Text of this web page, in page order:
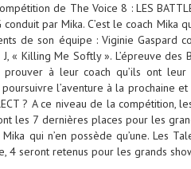
de The Voice 8 : LES
conduit par Mika. C’est le coach
de son équipe : Viginie Gaspard
J, « Killing Me Softly ». L’épreuve
à leur coach qu’ils ont
l’aventure à la prochaine
? A ce niveau de la compétition,
les 7 dernières places pour les
qui n’en possède qu’une. Les
4 seront retenus pour les grands